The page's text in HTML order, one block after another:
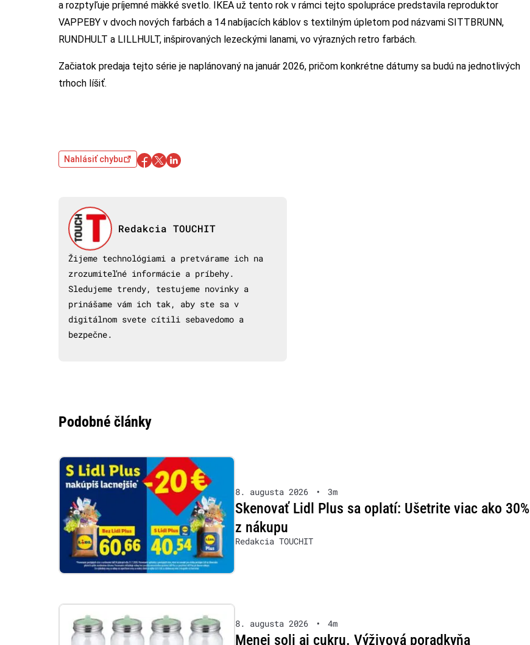
a rozptyľuje príjemné mäkké svetlo. IKEA už tento rok v rámci tejto spolupráce predstavila reproduktor
VAPPEBY v dvoch nových farbách a 14 nabíjacích káblov s textilným úpletom pod názvami SITTBRUNN,
RUNDHULT a LILLHULT, inšpirovaných lezeckými lanami, vo výrazných retro farbách.
Začiatok predaja tejto série je naplánovaný na január 2026, pričom konkrétne dátumy sa budú na jednotlivých
trhoch líšiť.
Nahlásiť chybu
Redakcia TOUCHIT
Žijeme technológiami a pretvárame ich na
zrozumiteľné informácie a príbehy.
Sledujeme trendy, testujeme novinky a
prinášame vám ich tak, aby ste sa v
digitálnom svete cítili sebavedomo a
bezpečne.
Podobné články
8. augusta 2026 • 3m
Skenovať Lidl Plus sa oplatí: Ušetrite viac ako 30%
z nákupu
Redakcia TOUCHIT
8. augusta 2026 • 4m
Menej soli aj cukru. Výživová poradkyňa